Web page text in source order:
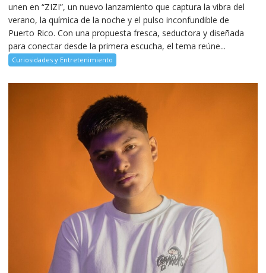
unen en “ZIZI”, un nuevo lanzamiento que captura la vibra del
verano, la química de la noche y el pulso inconfundible de
Puerto Rico. Con una propuesta fresca, seductora y diseñada
para conectar desde la primera escucha, el tema reúne...
Curiosidades y Entretenimiento